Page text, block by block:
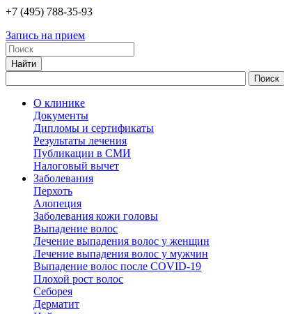
+7 (495) 788-35-93
Запись на прием
О клинике
Документы
Дипломы и сертификаты
Результаты лечения
Публикации в СМИ
Налоговый вычет
Заболевания
Перхоть
Алопеция
Заболевания кожи головы
Выпадение волос
Лечение выпадения волос у женщин
Лечение выпадения волос у мужчин
Выпадение волос после COVID-19
Плохой рост волос
Cеборея
Дерматит